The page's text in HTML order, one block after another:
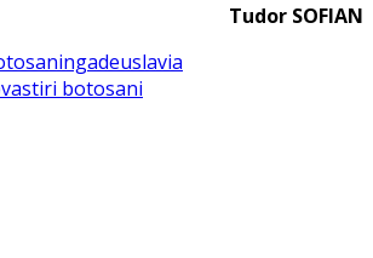
Tudor SOFIAN
ngadeuslavia
stiri botosani